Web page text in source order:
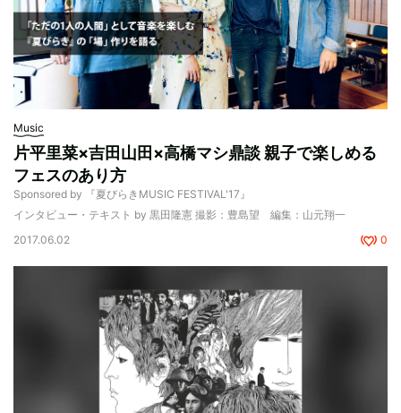
Music
片平里菜×吉田山田×高橋マシ鼎談 親子で楽しめる
フェスのあり方
Sponsored by 『夏びらきMUSIC FESTIVAL'17』
インタビュー・テキスト by 黒田隆憲 撮影：豊島望 編集：山元翔一
2017.06.02
0